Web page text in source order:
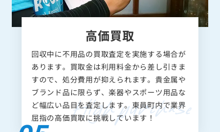
高価買取
回収中に不用品の買取査定を実施する場合が
あります。買取金は利用料金から差し引きま
すので、処分費用が抑えられます。貴金属や
ブランド品に限らず、楽器やスポーツ用品な
ど幅広い品目を査定します。東員町内で業界
屈指の高価買取に挑戦しています！